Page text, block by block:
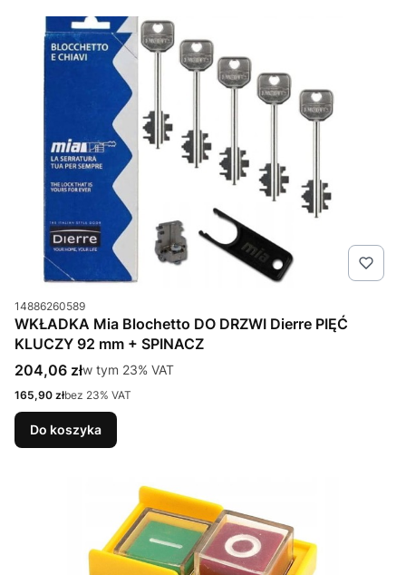
Kod produktu
14886260589
WKŁADKA Mia Blochetto DO DRZWI Dierre PIĘĆ
KLUCZY 92 mm + SPINACZ
Cena brutto
204,06 złw tym %s VAT
w tym 23% VAT
Cena netto
165,90 złbez 23% VAT
Do koszyka